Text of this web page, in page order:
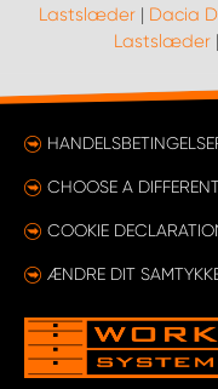
Lastslæder| Dacia
Lastslæder |
CHOOSE A
COOKIE
ÆNDRE DIT